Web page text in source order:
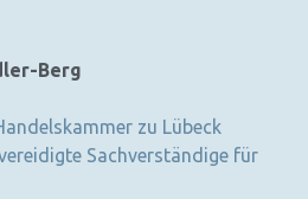
Berg
zu Lübeck
Sachverständige für